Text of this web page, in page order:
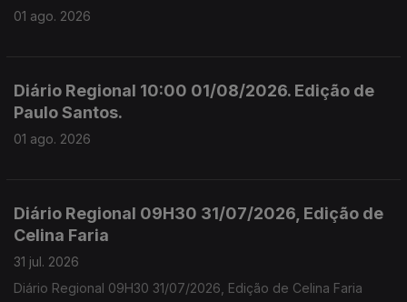
01 ago. 2026
Diário Regional 10:00 01/08/2026. Edição de
Paulo Santos.
01 ago. 2026
Diário Regional 09H30 31/07/2026, Edição de
Celina Faria
31 jul. 2026
Diário Regional 09H30 31/07/2026, Edição de Celina Faria